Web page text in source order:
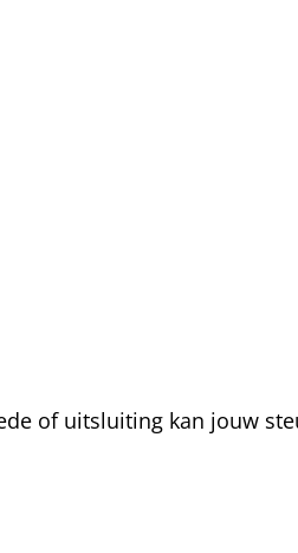
of uitsluiting kan jouw